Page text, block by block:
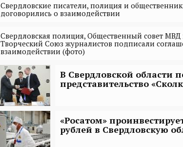
Свердловские писатели, полиция и
договорились о взаимодействии
Свердловская полиция, Общественный совет МВД
Творческий Союз журналистов подписали
взаимодействии (фото)
В Свердловской области
представительство
«Росатом»
рублей в Свердловскую